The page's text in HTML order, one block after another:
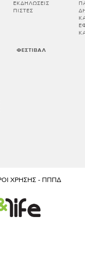
ΕΚΔΗΛΏΣΕΙΣ
ΠΊΣΤΕΣ
ΦΕΣΤΙΒΆΛ
ΧΡΉΣΗΣ - ΠΠΠΔ